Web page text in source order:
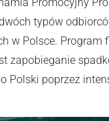
typów
w Polsce.
zapobieganie
Polski poprzez